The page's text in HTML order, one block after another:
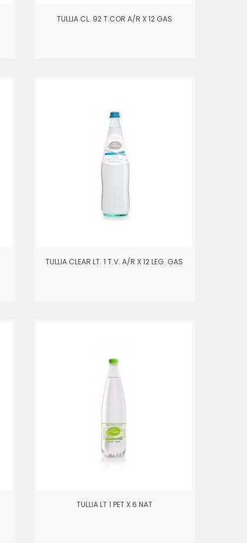
TULLIA CL. 92 T.COR A/R X 12 GAS
TULLIA CLEAR LT. 1 T.V. A/R X 12 LEG. GAS
TULLIA LT 1 PET X 6 NAT